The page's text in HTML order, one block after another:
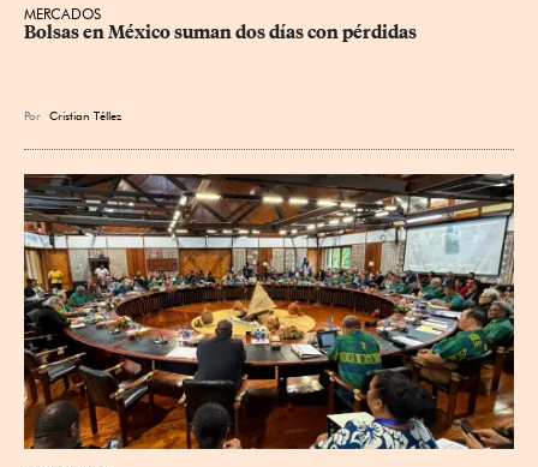
MERCADOS
Bolsas en México suman dos días con pérdidas
Por Cristian Téllez